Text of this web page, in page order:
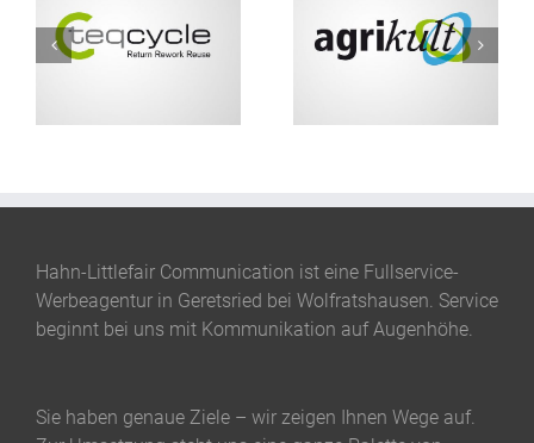
Logoentwicklung
Logoentwicklung
Hahn-Littlefair Communication ist eine Fullservice-
Werbeagentur in Geretsried bei Wolfratshausen. Service
beginnt bei uns mit Kommunikation auf Augenhöhe.
Sie haben genaue Ziele – wir zeigen Ihnen Wege auf.